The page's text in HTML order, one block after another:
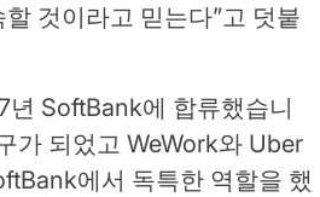
것이라고 믿는다”고 덧붙
SoftBank에 합류했습니
가 되었고 WeWork와 Uber
에서 독특한 역할을 했